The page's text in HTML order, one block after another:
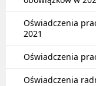
Oświadczenia
2021
Oświadczenia
Oświadczenia